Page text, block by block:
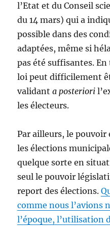
l’Etat et du Conseil
du 14 mars) qui a
possible dans des
adaptées, même si
pas été suffisantes.
loi peut difficilement
validanta posteriori
les électeurs.
Par ailleurs, le
les élections
quelque sorte en
seul le pouvoir
report des élections.
comme nous l’avions
l’époque, l’utilisation